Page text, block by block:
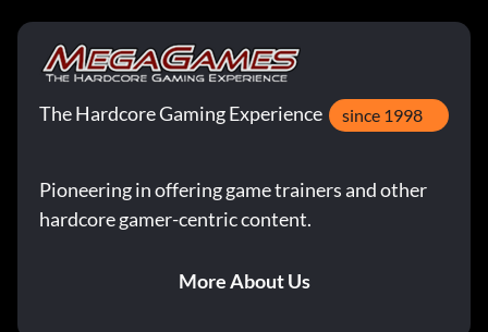
The Hardcore Gaming Experience since 1998
Pioneering in offering game trainers and other
hardcore gamer-centric content.
More About Us